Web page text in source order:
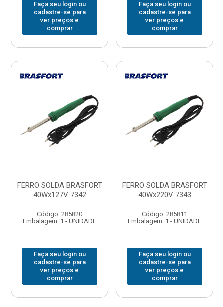
Faça seu login ou
cadastre-se para
ver preços e
comprar
Faça seu login ou
cadastre-se para
ver preços e
comprar
FERRO SOLDA BRASFORT
40Wx127V 7342
Código: 285820
Embalagem: 1 - UNIDADE
Faça seu login ou
cadastre-se para
ver preços e
comprar
FERRO SOLDA BRASFORT
40Wx220V 7343
Código: 285811
Embalagem: 1 - UNIDADE
Faça seu login ou
cadastre-se para
ver preços e
comprar